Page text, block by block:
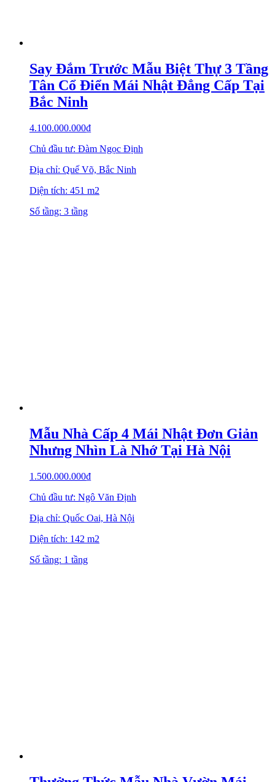
Say Đắm Trước Mẫu Biệt Thự 3 Tầng
Tân Cổ Điển Mái Nhật Đẳng Cấp Tại
Bắc Ninh
4.100.000.000₫
Chủ đầu tư: Đàm Ngọc Định
Địa chỉ: Quế Võ, Bắc Ninh
Diện tích: 451 m2
Số tầng: 3 tầng
Mẫu Nhà Cấp 4 Mái Nhật Đơn Giản
Nhưng Nhìn Là Nhớ Tại Hà Nội
1.500.000.000₫
Chủ đầu tư: Ngô Văn Định
Địa chỉ: Quốc Oai, Hà Nội
Diện tích: 142 m2
Số tầng: 1 tầng